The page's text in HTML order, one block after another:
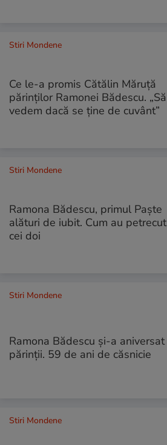
Stiri Mondene
Ce le-a promis Cătălin Măruță
părinților Ramonei Bădescu. „Să
vedem dacă se ține de cuvânt”
Stiri Mondene
Ramona Bădescu, primul Paște
alături de iubit. Cum au petrecut
cei doi
Stiri Mondene
Ramona Bădescu și-a aniversat
părinții. 59 de ani de căsnicie
Stiri Mondene